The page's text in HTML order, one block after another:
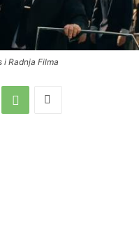
i Radnja Filma